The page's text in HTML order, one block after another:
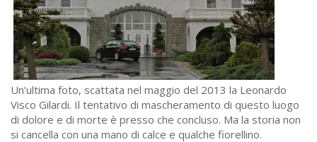
Un’ultima foto, scattata nel maggio del 2013 la Leonardo
Visco Gilardi. Il tentativo di mascheramento di questo luogo
di dolore e di morte è presso che concluso. Ma la storia non
si cancella con una mano di calce e qualche fiorellino.